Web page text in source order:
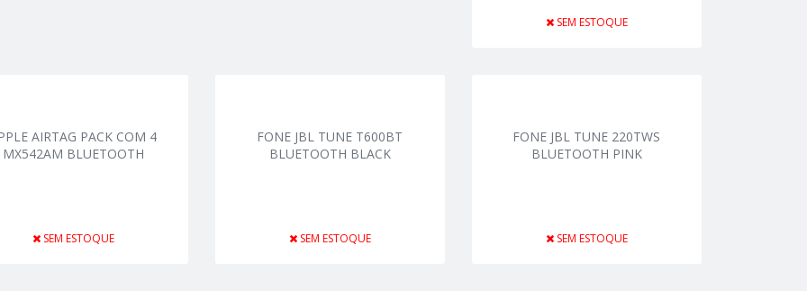
SEM ESTOQUE
AIRTAG PACK COM 4
MX542AM BLUETOOTH
SEM ESTOQUE
FONE JBL TUNE T600BT
BLUETOOTH BLACK
SEM ESTOQUE
FONE JBL TUNE 220TWS
BLUETOOTH PINK
SEM ESTOQUE